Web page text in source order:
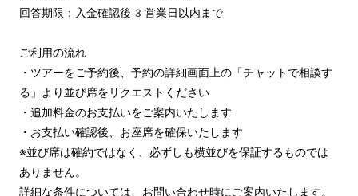
回答期限：入金確認後3営業日以内まで
ご利用の流れ
・ツアーをご予約後、予約の詳細画面上の「チャットで相談す
る」より並び席をリクエストください
・追加料金のお支払いをご案内いたします
・お支払い確認後、お座席を確保いたします
※並び席は確約ではなく、必ずしも横並びを保証するものでは
ありません。
詳細な条件については、お問い合わせ時にご案内いたします。